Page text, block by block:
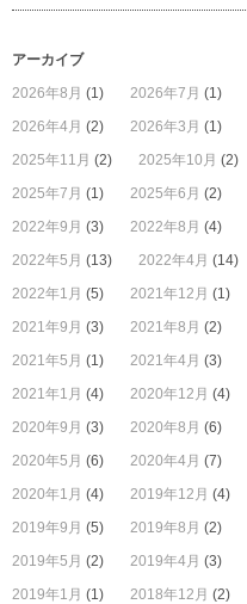
アーカイブ
2026年8月 (1) 2026年7月 (1)
2026年4月 (2) 2026年3月 (1)
2025年11月 (2) 2025年10月 (2)
2025年7月 (1) 2025年6月 (2)
2022年9月 (3) 2022年8月 (4)
2022年5月 (13) 2022年4月 (14)
2022年1月 (5) 2021年12月 (1)
2021年9月 (3) 2021年8月 (2)
2021年5月 (1) 2021年4月 (3)
2021年1月 (4) 2020年12月 (4)
2020年9月 (3) 2020年8月 (6)
2020年5月 (6) 2020年4月 (7)
2020年1月 (4) 2019年12月 (4)
2019年9月 (5) 2019年8月 (2)
2019年5月 (2) 2019年4月 (3)
2019年1月 (1) 2018年12月 (2)